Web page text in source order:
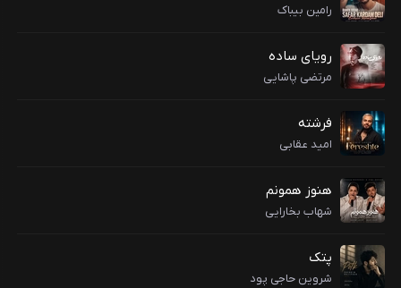
رامین بیباک
رویای ساده
مرتضی پاشایی
فرشته
امید عقابی
هنوز همونم
شهاب بخارایی
پتک
شروین حاجی پود